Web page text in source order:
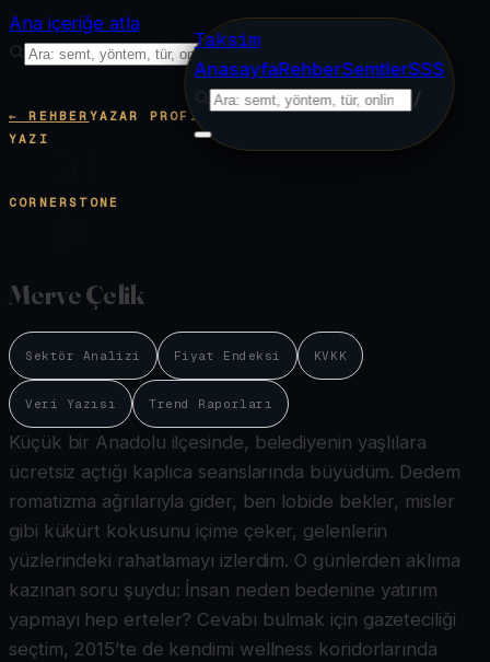
Ana içeriğe atla
Taksim
AnasayfaRehberSemtlerSSS
/
/
← REHBER YAZAR PROFILI
YAZI
CORNERSTONE
Merve Çelik
Sektör Analizi Fiyat Endeksi KVKK
Veri Yazısı Trend Raporları
Küçük bir Anadolu ilçesinde, belediyenin yaşlılara
ücretsiz açtığı kaplıca seanslarında büyüdüm. Dedem
romatizma ağrılarıyla gider, ben lobide bekler, misler
gibi kükürt kokusunu içime çeker, gelenlerin
yüzlerindeki rahatlamayı izlerdim. O günlerden aklıma
kazınan soru şuydu: İnsan neden bedenine yatırım
yapmayı hep erteler? Cevabı bulmak için gazeteciliği
seçtim, 2015’te de kendimi wellness koridorlarında